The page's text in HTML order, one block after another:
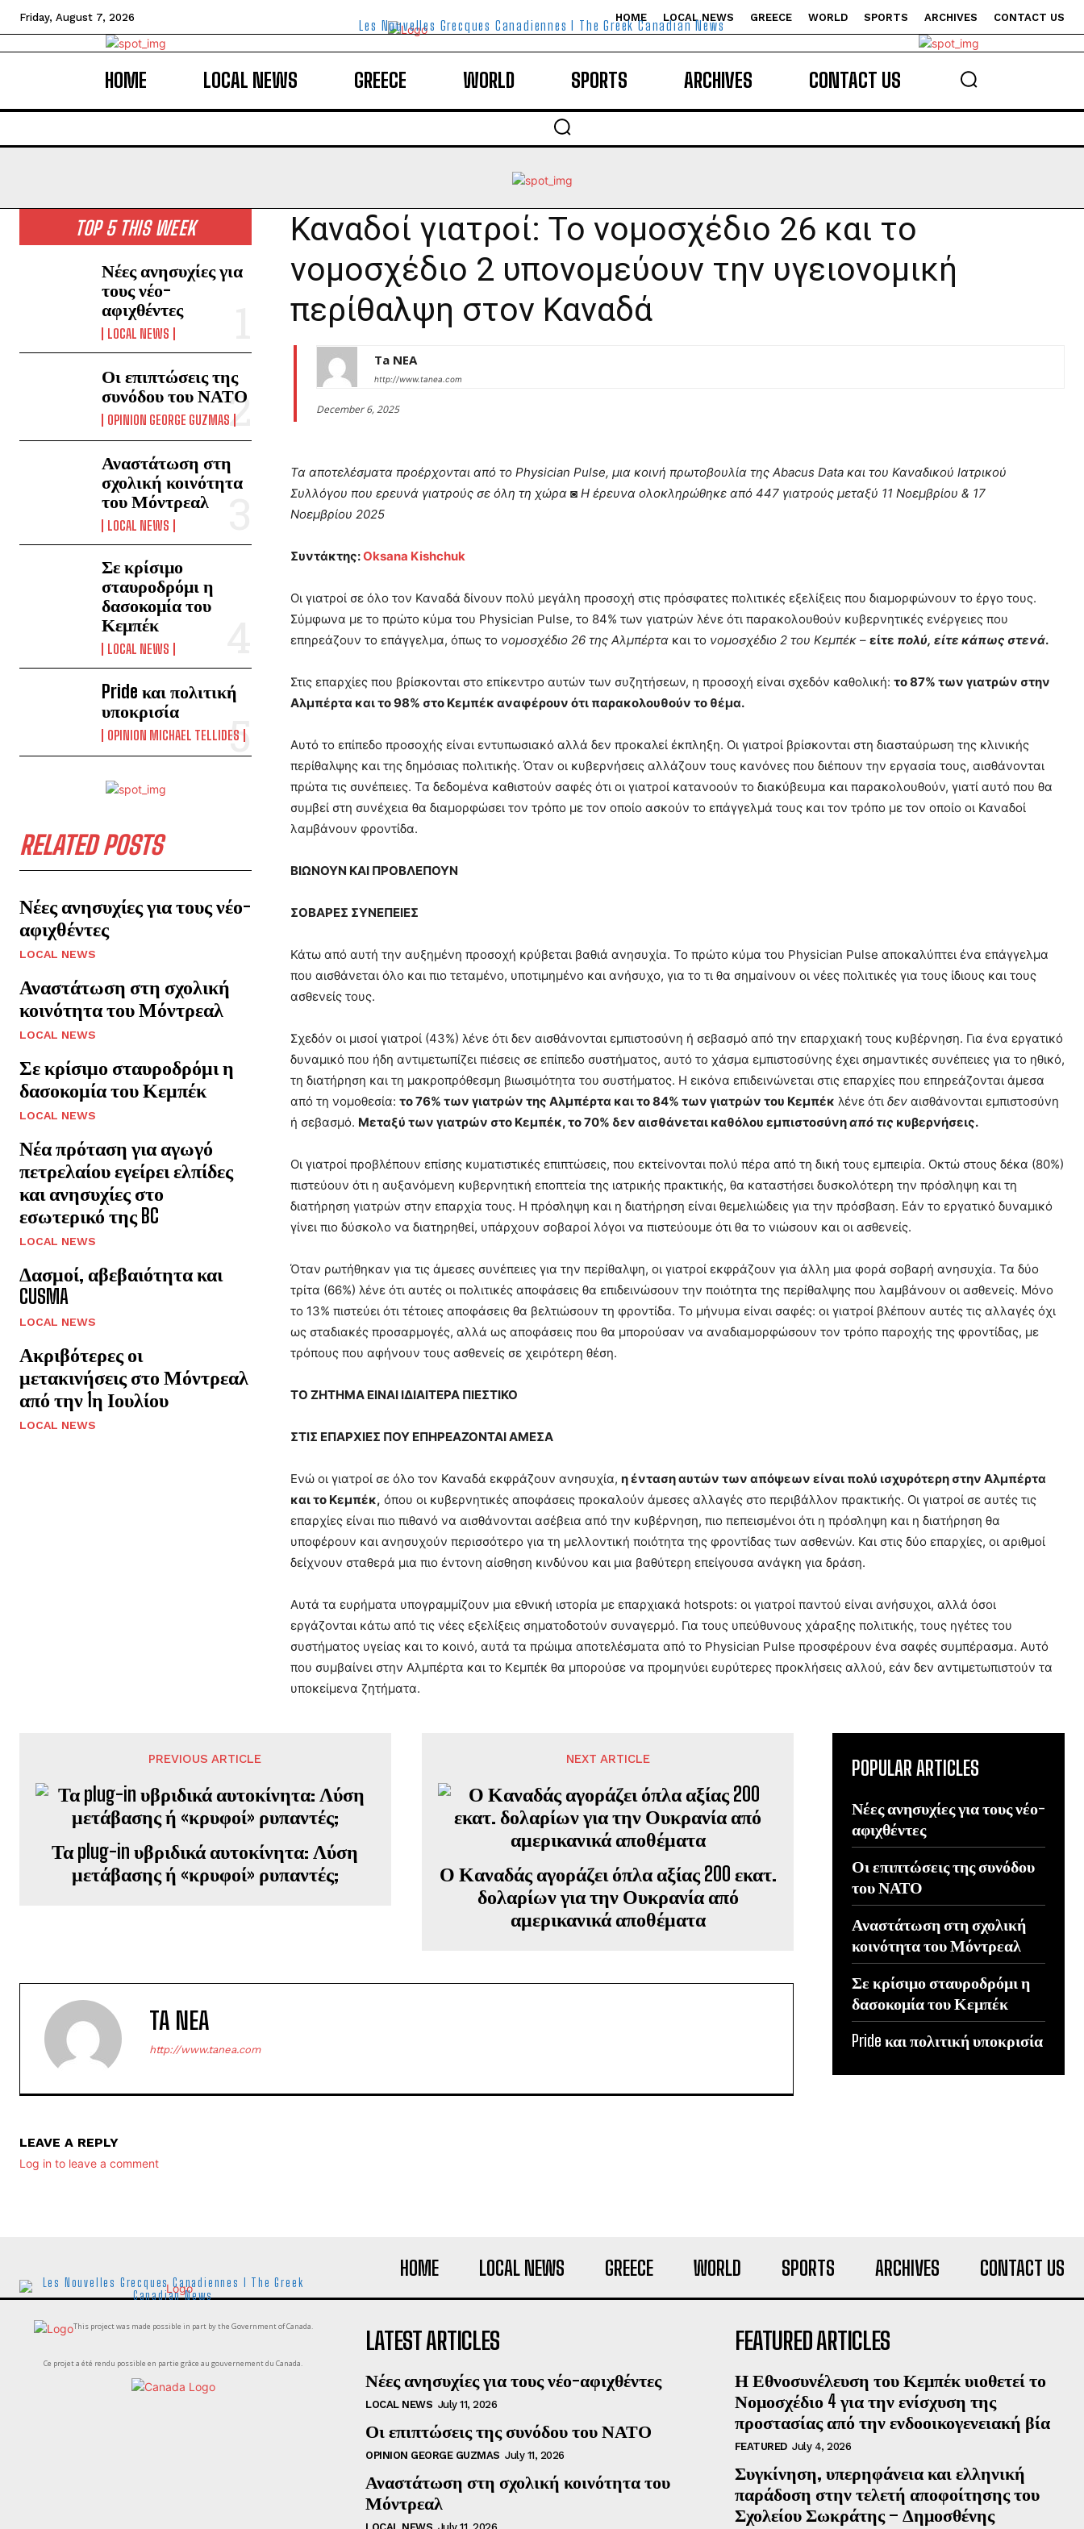
Friday, August 7, 2026 HOME LOCAL NEWS GREECE WORLD SPORTS ARCHIVES CONTACT US
Les Nouvelles Grecques Canadiennes I The Greek Canadian News
HOME LOCAL NEWS GREECE WORLD SPORTS ARCHIVES CONTACT US
TOP 5 THIS WEEK
Νέες ανησυχίες για
τους νέο-
αφιχθέντες
LOCAL NEWS
Οι επιπτώσεις της
συνόδου του ΝΑΤΟ
OPINION GEORGE GUZMAS
Αναστάτωση στη
σχολική κοινότητα
του Μόντρεαλ
LOCAL NEWS
Σε κρίσιμο
σταυροδρόμι η
δασοκομία του
Κεμπέκ
LOCAL NEWS
Pride και πολιτική
υποκρισία
OPINION MICHAEL TELLIDES
RELATED POSTS
Νέες ανησυχίες για τους νέο-
αφιχθέντες
LOCAL NEWS
Αναστάτωση στη σχολική
κοινότητα του Μόντρεαλ
LOCAL NEWS
Σε κρίσιμο σταυροδρόμι η
δασοκομία του Κεμπέκ
LOCAL NEWS
Νέα πρόταση για αγωγό
πετρελαίου εγείρει ελπίδες
και ανησυχίες στο
εσωτερικό της BC
LOCAL NEWS
Δασμοί, αβεβαιότητα και
CUSMA
LOCAL NEWS
Ακριβότερες οι
μετακινήσεις στο Μόντρεαλ
από την 1η Ιουλίου
LOCAL NEWS
Καναδοί γιατροί: Το νομοσχέδιο 26 και το
νομοσχέδιο 2 υπονομεύουν την υγειονομική
περίθαλψη στον Καναδά
Ta NEA
http://www.tanea.com
December 6, 2025
Τα αποτελέσματα προέρχονται από το Physician Pulse, μια κοινή πρωτοβουλία της Abacus Data και του Καναδικού Ιατρικού
Συλλόγου που ερευνά γιατρούς σε όλη τη χώρα ◙ Η έρευνα ολοκληρώθηκε από 447 γιατρούς μεταξύ 11 Νοεμβρίου & 17
Νοεμβρίου 2025
Συντάκτης:Oksana Kishchuk
Οι γιατροί σε όλο τον Καναδά δίνουν πολύ μεγάλη προσοχή στις πρόσφατες πολιτικές εξελίξεις που διαμορφώνουν το έργο τους.
Σύμφωνα με το πρώτο κύμα του Physician Pulse, το 84% των γιατρών λένε ότι παρακολουθούν κυβερνητικές ενέργειες που
επηρεάζουν το επάγγελμα, όπως το νομοσχέδιο 26 της Αλμπέρτα και το νομοσχέδιο 2 του Κεμπέκ – είτε πολύ, είτε κάπως στενά.
Στις επαρχίες που βρίσκονται στο επίκεντρο αυτών των συζητήσεων, η προσοχή είναι σχεδόν καθολική: το 87% των γιατρών στην
Αλμπέρτα και το 98% στο Κεμπέκ αναφέρουν ότι παρακολουθούν το θέμα.
Αυτό το επίπεδο προσοχής είναι εντυπωσιακό αλλά δεν προκαλεί έκπληξη. Οι γιατροί βρίσκονται στη διασταύρωση της κλινικής
περίθαλψης και της δημόσιας πολιτικής. Όταν οι κυβερνήσεις αλλάζουν τους κανόνες που διέπουν την εργασία τους, αισθάνονται
πρώτα τις συνέπειες. Τα δεδομένα καθιστούν σαφές ότι οι γιατροί κατανοούν το διακύβευμα και παρακολουθούν, γιατί αυτό που θα
συμβεί στη συνέχεια θα διαμορφώσει τον τρόπο με τον οποίο ασκούν το επάγγελμά τους και τον τρόπο με τον οποίο οι Καναδοί
λαμβάνουν φροντίδα.
ΒΙΩΝΟΥΝ ΚΑΙ ΠΡΟΒΛΕΠΟΥΝ
ΣΟΒΑΡΕΣ ΣΥΝΕΠΕΙΕΣ
Κάτω από αυτή την αυξημένη προσοχή κρύβεται βαθιά ανησυχία. Το πρώτο κύμα του Physician Pulse αποκαλύπτει ένα επάγγελμα
που αισθάνεται όλο και πιο τεταμένο, υποτιμημένο και ανήσυχο, για το τι θα σημαίνουν οι νέες πολιτικές για τους ίδιους και τους
ασθενείς τους.
Σχεδόν οι μισοί γιατροί (43%) λένε ότι δεν αισθάνονται εμπιστοσύνη ή σεβασμό από την επαρχιακή τους κυβέρνηση. Για ένα εργατικό
δυναμικό που ήδη αντιμετωπίζει πιέσεις σε επίπεδο συστήματος, αυτό το χάσμα εμπιστοσύνης έχει σημαντικές συνέπειες για το ηθικό,
τη διατήρηση και τη μακροπρόθεσμη βιωσιμότητα του συστήματος. Η εικόνα επιδεινώνεται στις επαρχίες που επηρεάζονται άμεσα
από τη νομοθεσία: το 76% των γιατρών της Αλμπέρτα και το 84% των γιατρών του Κεμπέκ λένε ότι δεν αισθάνονται εμπιστοσύνη
ή σεβασμό. Μεταξύ των γιατρών στο Κεμπέκ, το 70% δεν αισθάνεται καθόλου εμπιστοσύνηαπό τις κυβερνήσεις.
Οι γιατροί προβλέπουν επίσης κυματιστικές επιπτώσεις, που εκτείνονται πολύ πέρα από τη δική τους εμπειρία. Οκτώ στους δέκα (80%)
πιστεύουν ότι η αυξανόμενη κυβερνητική εποπτεία της ιατρικής πρακτικής, θα καταστήσει δυσκολότερη την πρόσληψη και τη
διατήρηση γιατρών στην επαρχία τους. Η πρόσληψη και η διατήρηση είναι θεμελιώδεις για την πρόσβαση. Εάν το εργατικό δυναμικό
γίνει πιο δύσκολο να διατηρηθεί, υπάρχουν σοβαροί λόγοι να πιστεύουμε ότι θα το νιώσουν και οι ασθενείς.
Όταν ρωτήθηκαν για τις άμεσες συνέπειες για την περίθαλψη, οι γιατροί εκφράζουν για άλλη μια φορά σοβαρή ανησυχία. Τα δύο
τρίτα (66%) λένε ότι αυτές οι πολιτικές αποφάσεις θα επιδεινώσουν την ποιότητα της περίθαλψης που λαμβάνουν οι ασθενείς. Μόνο
το 13% πιστεύει ότι τέτοιες αποφάσεις θα βελτιώσουν τη φροντίδα. Το μήνυμα είναι σαφές: οι γιατροί βλέπουν αυτές τις αλλαγές όχι
ως σταδιακές προσαρμογές, αλλά ως αποφάσεις που θα μπορούσαν να αναδιαμορφώσουν τον τρόπο παροχής της φροντίδας, με
τρόπους που αφήνουν τους ασθενείς σε χειρότερη θέση.
ΤΟ ΖΗΤΗΜΑ ΕΙΝΑΙ ΙΔΙΑΙΤΕΡΑ ΠΙΕΣΤΙΚΟ
ΣΤΙΣ ΕΠΑΡΧΙΕΣ ΠΟΥ ΕΠΗΡΕΑΖΟΝΤΑΙ ΑΜΕΣΑ
Ενώ οι γιατροί σε όλο τον Καναδά εκφράζουν ανησυχία, η ένταση αυτών των απόψεων είναι πολύ ισχυρότερη στην Αλμπέρτα
και το Κεμπέκ, όπου οι κυβερνητικές αποφάσεις προκαλούν άμεσες αλλαγές στο περιβάλλον πρακτικής. Οι γιατροί σε αυτές τις
επαρχίες είναι πιο πιθανό να αισθάνονται ασέβεια από την κυβέρνηση, πιο πεπεισμένοι ότι η πρόσληψη και η διατήρηση θα
υποφέρουν και ανησυχούν περισσότερο για τη μελλοντική ποιότητα της φροντίδας των ασθενών. Και στις δύο επαρχίες, οι αριθμοί
δείχνουν σταθερά μια πιο έντονη αίσθηση κινδύνου και μια βαθύτερη επείγουσα ανάγκη για δράση.
Αυτά τα ευρήματα υπογραμμίζουν μια εθνική ιστορία με επαρχιακά hotspots: οι γιατροί παντού είναι ανήσυχοι, αλλά όσοι
εργάζονται κάτω από τις νέες εξελίξεις σηματοδοτούν συναγερμό. Για τους υπεύθυνους χάραξης πολιτικής, τους ηγέτες του
συστήματος υγείας και το κοινό, αυτά τα πρώιμα αποτελέσματα από το Physician Pulse προσφέρουν ένα σαφές συμπέρασμα. Αυτό
που συμβαίνει στην Αλμπέρτα και το Κεμπέκ θα μπορούσε να προμηνύει ευρύτερες προκλήσεις αλλού, εάν δεν αντιμετωπιστούν τα
υποκείμενα ζητήματα.
PREVIOUS ARTICLE
Τα plug-in υβριδικά αυτοκίνητα: Λύση
μετάβασης ή «κρυφοί» ρυπαντές;
NEXT ARTICLE
Ο Καναδάς αγοράζει όπλα αξίας 200 εκατ.
δολαρίων για την Ουκρανία από
αμερικανικά αποθέματα
TA NEA
http://www.tanea.com
LEAVE A REPLY
Log in to leave a comment
POPULAR ARTICLES
Νέες ανησυχίες για τους νέο-
αφιχθέντες
Οι επιπτώσεις της συνόδου
του ΝΑΤΟ
Αναστάτωση στη σχολική
κοινότητα του Μόντρεαλ
Σε κρίσιμο σταυροδρόμι η
δασοκομία του Κεμπέκ
Pride και πολιτική υποκρισία
HOME LOCAL NEWS GREECE WORLD SPORTS ARCHIVES CONTACT US
Les Nouvelles Grecques Canadiennes I The Greek
Canadian News
This project was made possible in part by the Government of Canada.
Ce projet a été rendu possible en partie grâce au gouvernement du Canada.
LATEST ARTICLES
Νέες ανησυχίες για τους νέο-αφιχθέντες
LOCAL NEWS July 11, 2026
Οι επιπτώσεις της συνόδου του ΝΑΤΟ
OPINION GEORGE GUZMAS July 11, 2026
Αναστάτωση στη σχολική κοινότητα του
Μόντρεαλ
FEATURED ARTICLES
Η Εθνοσυνέλευση του Κεμπέκ υιοθετεί το
Νομοσχέδιο 4 για την ενίσχυση της
προστασίας από την ενδοοικογενειακή βία
FEATURED July 4, 2026
Συγκίνηση, υπερηφάνεια και ελληνική
παράδοση στην τελετή αποφοίτησης του
Σχολείου Σωκράτης – Δημοσθένης